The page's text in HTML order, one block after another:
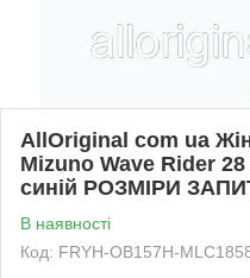
AllOriginal com ua
Mizuno Wave Rider 28
синій РОЗМІРИ
В наявності
Код: FRYH-OB157H-